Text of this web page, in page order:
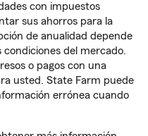
con impuestos
sus ahorros para la
de anualidad depende
del mercado.
o pagos con una
usted. State Farm puede
errónea cuando